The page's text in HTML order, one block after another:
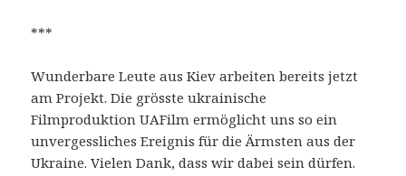
***
Wunderbare Leute aus Kiev arbeiten bereits jetzt
am Projekt. Die grösste ukrainische
Filmproduktion UAFilm ermöglicht uns so ein
unvergessliches Ereignis für die Ärmsten aus der
Ukraine. Vielen Dank, dass wir dabei sein dürfen.